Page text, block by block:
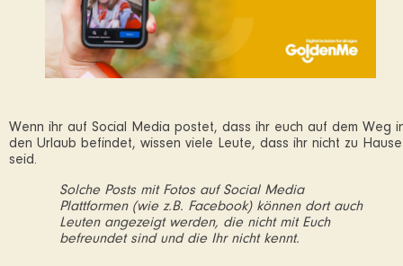
Wenn ihr auf Social Media postet, dass ihr euch auf dem Weg
den Urlaub befindet, wissen viele Leute, dass ihr nicht zu Hause
seid.
Solche Posts mit Fotos auf Social Media
Plattformen (wie z.B. Facebook) können dort auch
Leuten angezeigt werden, die nicht mit Euch
befreundet sind und die Ihr nicht kennt.